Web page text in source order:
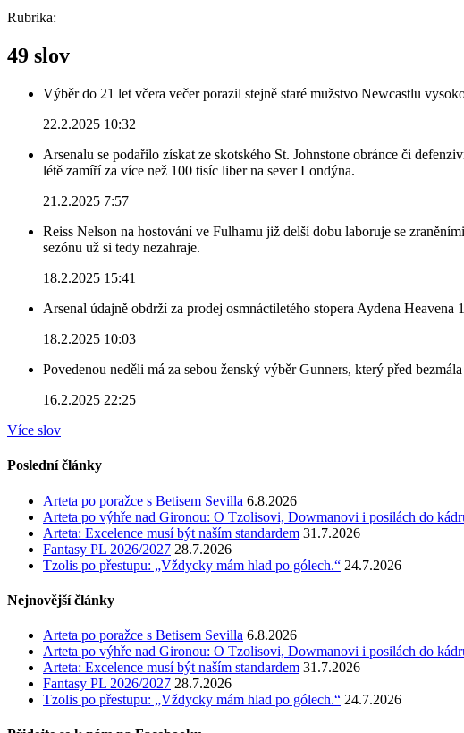
Rubrika:
49 slov
Výběr do 21 let včera večer porazil stejně staré mužstvo Newcastlu
22.2.2025 10:32
Arsenalu se podařilo získat ze skotského St. Johnstone obránce či
létě zamíří za více než 100 tisíc liber na sever Londýna.
21.2.2025 7:57
Reiss Nelson na hostování ve Fulhamu již delší dobu laboruje se
sezónu už si tedy nezahraje.
18.2.2025 15:41
Arsenal údajně obdrží za prodej osmnáctiletého stopera Aydena
18.2.2025 10:03
Povedenou neděli má za sebou ženský výběr Gunners, který před
16.2.2025 22:25
Více slov
Poslední články
Arteta po poražce s Betisem Sevilla 6.8.2026
Arteta po výhře nad Gironou: O Tzolisovi, Dowmanovi i posilách do
Arteta: Excelence musí být naším standardem 31.7.2026
Fantasy PL 2026/2027 28.7.2026
Tzolis po přestupu: „Vždycky mám hlad po gólech.“ 24.7.2026
Nejnovější články
Arteta po poražce s Betisem Sevilla 6.8.2026
Arteta po výhře nad Gironou: O Tzolisovi, Dowmanovi i posilách do
Arteta: Excelence musí být naším standardem 31.7.2026
Fantasy PL 2026/2027 28.7.2026
Tzolis po přestupu: „Vždycky mám hlad po gólech.“ 24.7.2026